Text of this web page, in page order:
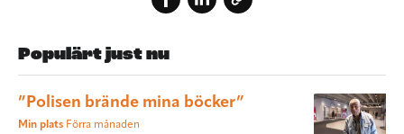
Populärt just nu
”Polisen brände mina böcker”
Min plats Förra månaden